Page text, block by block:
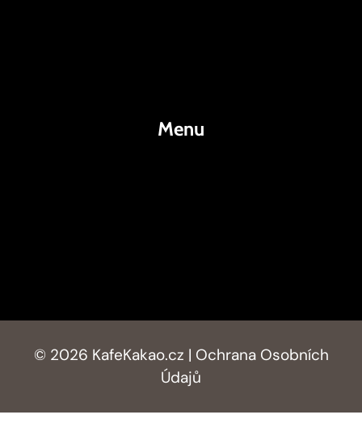
Menu
© 2026 KafeKakao.cz | Ochrana Osobních
Údajů